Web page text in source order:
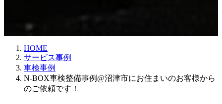
HOME
サービス事例
車検事例
N-BOX車検整備事例@沼津市にお住まいのお客様から
のご依頼です！